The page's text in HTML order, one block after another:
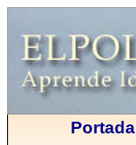
Portada